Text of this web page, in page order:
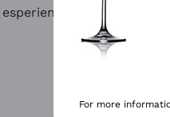
buona e lo
For more